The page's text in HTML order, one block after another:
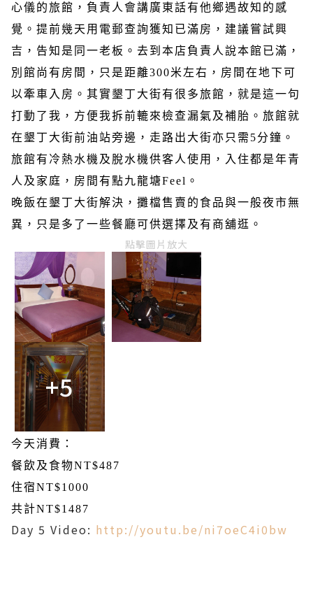
心儀的旅館，負責人會講廣東話有他鄉遇故知的感
覺。提前幾天用電郵查詢獲知已滿房，建議嘗試興
吉，告知是同一老板。去到本店負責人說本館已滿，
別館尚有房間，只是距離300米左右，房間在地下可
以牽車入房。其實墾丁大街有很多旅館，就是這一句
打動了我，方便我拆前轆來檢查漏氣及補胎。旅館就
在墾丁大街前油站旁邊，走路出大街亦只需 5分鐘。
旅館有冷熱水機及脫水機供客人使用，入住都是年青
人及家庭，房間有點九龍塘Feel 。
晚飯在墾丁大街解決，攤檔售賣的食品與一般夜市無
異，只是多了一些餐廳可供選擇及有商舖逛。
點擊圖片放大
+5
今天消費：
餐飲及食物NT$487
住宿NT$1000
共計NT$1487
Day 5 Video: http://youtu.be/ni7oeC4i0bw